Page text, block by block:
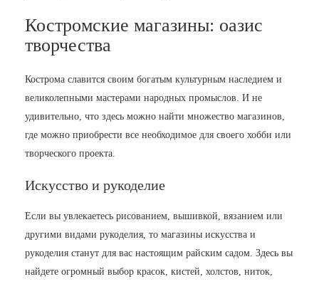
Костромские магазины: оазис
творчества
Кострома славится своим богатым культурным наследием и
великолепными мастерами народных промыслов. И не
удивительно, что здесь можно найти множество магазинов,
где можно приобрести все необходимое для своего хобби или
творческого проекта.
Искусство и рукоделие
Если вы увлекаетесь рисованием, вышивкой, вязанием или
другими видами рукоделия, то магазины искусства и
рукоделия станут для вас настоящим райским садом. Здесь вы
найдете огромный выбор красок, кистей, холстов, ниток,